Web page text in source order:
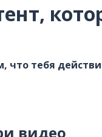
что тебя
видео